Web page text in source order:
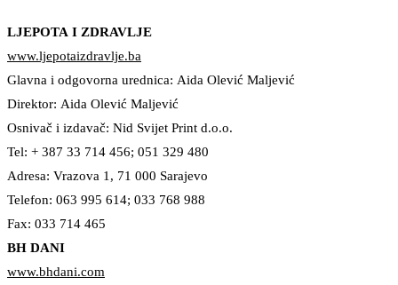
LJEPOTA I ZDRAVLJE
www.ljepotaizdravlje.ba
Glavna i odgovorna urednica: Aida Olević Maljević
Direktor: Aida Olević Maljević
Osnivač i izdavač: Nid Svijet Print d.o.o.
Tel: + 387 33 714 456; 051 329 480
Adresa: Vrazova 1, 71 000 Sarajevo
Telefon: 063 995 614; 033 768 988
Fax: 033 714 465
BH DANI
www.bhdani.com